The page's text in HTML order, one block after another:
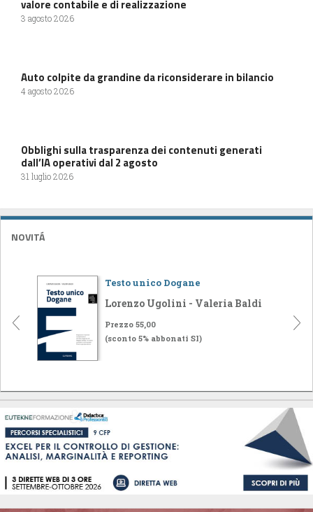
valore contabile e di realizzazione
3 agosto 2026
Auto colpite da grandine da riconsiderare in bilancio
4 agosto 2026
Obblighi sulla trasparenza dei contenuti generati
dall’IA operativi dal 2 agosto
31 luglio 2026
NOVITÁ
Testo unico Dogane
Lorenzo Ugolini - Valeria Baldi
Prezzo 55,00
(sconto 5% abbonati SI)